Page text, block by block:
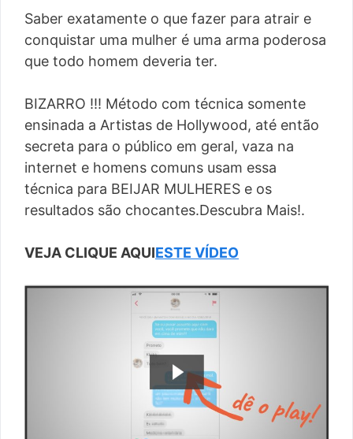
Saber exatamente o que fazer para atrair e
conquistar uma mulher é uma arma poderosa
que todo homem deveria ter.
BIZARRO !!! Método com técnica somente
ensinada a Artistas de Hollywood, até então
secreta para o público em geral, vaza na
internet e homens comuns usam essa
técnica para BEIJAR MULHERES e os
resultados são chocantes.Descubra Mais!.
VEJA CLIQUE AQUIESTE VÍDEO